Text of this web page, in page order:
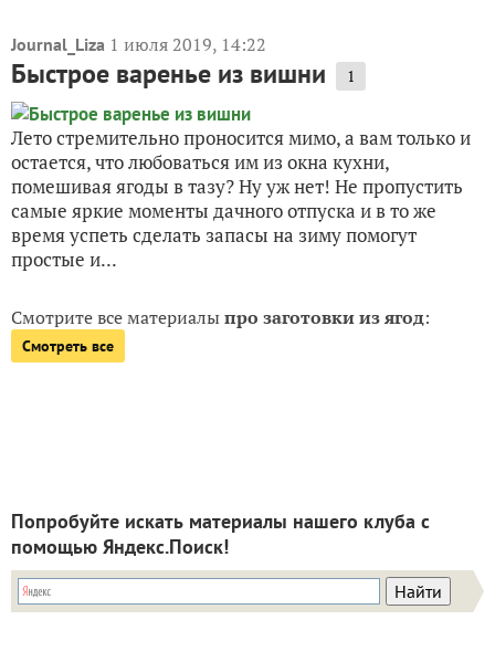
Journal_Liza 1 июля 2019, 14:22
Быстрое варенье из вишни 1
Лето стремительно проносится мимо, а вам только и
остается, что любоваться им из окна кухни,
помешивая ягоды в тазу? Ну уж нет! Не пропустить
самые яркие моменты дачного отпуска и в то же
время успеть сделать запасы на зиму помогут
простые и...
Смотрите все материалыпро заготовки из ягод:
Смотреть все
Попробуйте искать материалы нашего клуба с
помощью Яндекс.Поиск!